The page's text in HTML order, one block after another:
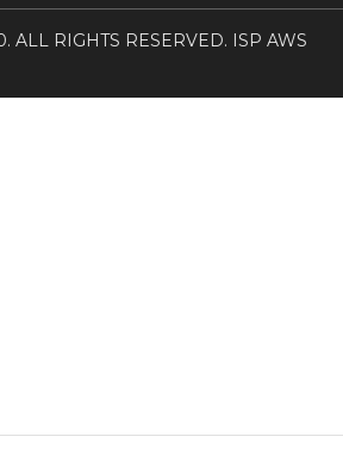
RIGHTS RESERVED. ISP AWS